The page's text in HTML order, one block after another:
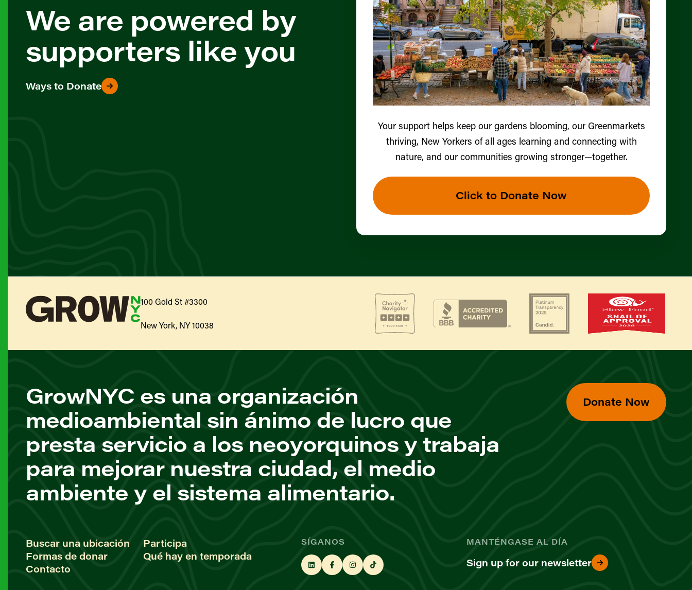
We are powered by
supporters like you
Ways to Donate
Your support helps keep our gardens blooming, our Greenmarkets
thriving, New Yorkers of all ages learning and connecting with
nature, and our communities growing stronger—together.
Click to Donate Now
100 Gold St #3300
New York, NY 10038
GrowNYC es una organización
medioambiental sin ánimo de lucro que
presta servicio a los neoyorquinos y trabaja
para mejorar nuestra ciudad, el medio
ambiente y el sistema alimentario.
Donate Now
Buscar una ubicación
Participa
Formas de donar
Qué hay en temporada
Contacto
SÍGANOS MANTÉNGASE AL DÍA
Sign up for our newsletter